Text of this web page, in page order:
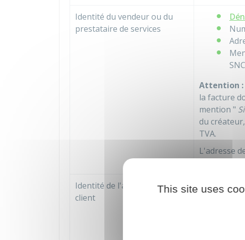
Identité du vendeur ou du
prestataire de services
Attention :
la facture
mention "
du
TVA.
L'adresse
Identité de l'acheteur ou du
client
Si
Si
This site uses